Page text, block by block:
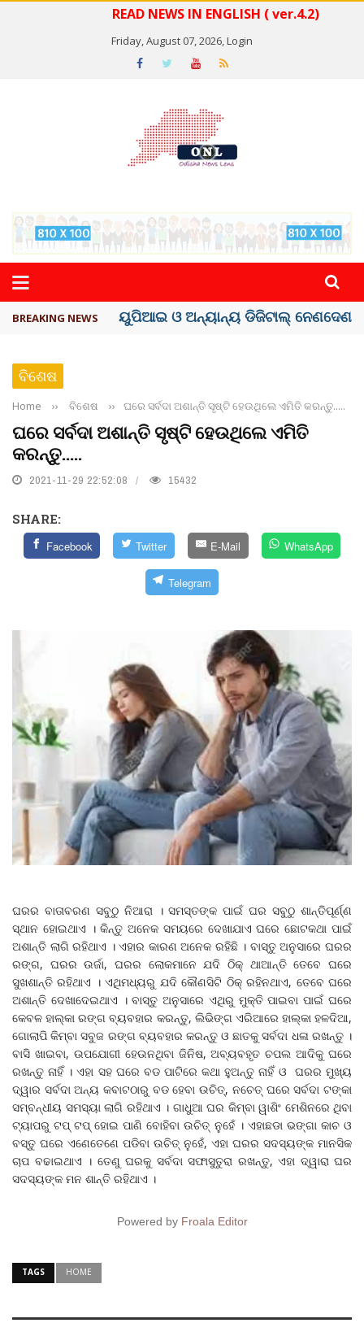
READ NEWS IN ENGLISH ( ver.4.2)
Friday, August 07, 2026,Login
BREAKING NEWS ତଣ୍ଡ ଗଣିବା ମେଟା, ଦେବ ୫ ହଜାର କୋଟିର
ବିଶେଷ
Home ›› ବିଶେଷ ›› ଘରେ ସର୍ବଦା ଅଶାନ୍ତି ସୃଷ୍ଟି ହେଉଥିଲେ ଏମିତି କରନ୍ତୁ.....
ଘରେ ସର୍ବଦା ଅଶାନ୍ତି ସୃଷ୍ଟି ହେଉଥିଲେ ଏମିତି
କରନ୍ତୁ.....
2021-11-29 22:52:08 15432
SHARE:
Facebook Twitter E-Mail WhatsApp
Telegram
ଘରର ବାତାବରଣ ସବୁଠୁ ନିଆରା । ସମସ୍ତଙ୍କ ପାଇଁ ଘର ସବୁଠୁ ଶାନ୍ତିପୂର୍ଣ୍ଣ
ସ୍ଥାନ ହୋଇଥାଏ । କିନ୍ତୁ ଅନେକ ସମୟରେ ଦେଖାଯାଏ ଘରେ ଛୋଟକଥା ପାଇଁ
ଅଶାନ୍ତି ଲାଗି ରହିଥାଏ । ଏହାର କାରଣ ଅନେକ ରହିଛି । ବାସ୍ତୁ ଅନୁସାରେ ଘରର
ରଙ୍ଗ, ଘରର ଉର୍ଜା, ଘରର ଲୋକମାନେ ଯଦି ଠିକ୍ ଥାଆନ୍ତି ତେବେ ଘରେ
ସୁଖଶାନ୍ତି ରହିଥାଏ । ଏଥିମଧ୍ୟରୁ ଯଦି କୌଣସିଟି ଠିକ୍ ରହିନଥାଏ, ତେବେ ଘରେ
ଅଶାନ୍ତି ଦେଖାଦେଇଥାଏ । ବାସ୍ତୁ ଅନୁସାରେ ଏଥିରୁ ମୁକ୍ତି ପାଇବା ପାଇଁ ଘରେ
କେବଳ ହାଲ୍କା ରଙ୍ଗ ବ୍ୟବହାର କରନ୍ତୁ, ଲିଭିଙ୍ଗ ଏରିଆରେ ହାଲ୍କା ହଳଦିଆ,
ଗୋଲାପି କିମ୍ବା ସବୁଜ ରଙ୍ଗ ବ୍ୟବହାର କରନ୍ତୁ ଓ ଛାତକୁ ସର୍ବଦା ଧଳା ରଖନ୍ତୁ ।
ବାସି ଖାଇବା, ଉପଯୋଗୀ ହେଉନଥିବା ଜିନିଷ, ଅବ୍ୟବହୃତ ଚପଲ ଆଦିକୁ ଘରେ
ରଖନ୍ତୁ ନାହିଁ । ଏହା ସହ ଘରେ ବଡ ପାଟିରେ କଥା ହୁଅନ୍ତୁ ନାହିଁ ଓ ଘରର ମୁଖ୍ୟ
ଦ୍ୱାର ସର୍ବଦା ଅନ୍ୟ କବାଟଠାରୁ ବଡ ହେବା ଉଚିତ୍, ନଚେତ୍ ଘରେ ସର୍ବଦା ଟଙ୍କା
ସମ୍ବନ୍ଧୀୟ ସମସ୍ୟା ଲାଗି ରହିଥାଏ । ଗାଧୁଆ ଘର କିମ୍ବା ୱାଶିଂ ମେଶିନରେ ଥିବା
ଟ୍ୟାପରୁ ଟପ୍ ଟପ୍ ହୋଇ ପାଣି ବୋହିବା ଉଚିତ୍ ନୁହେଁ । ଏହାଛଡା ଭଙ୍ଗା କାଚ ଓ
ବସ୍ତୁ ଘରେ ଏଣେତେଣେ ପଡିବା ଉଚିତ୍ ନୁହେଁ, ଏହା ଘରର ସଦସ୍ୟଙ୍କ ମାନସିକ
ଚାପ ବଢାଇଥାଏ । ତେଣୁ ଘରକୁ ସର୍ବଦା ସଫାସୁତୁରା ରଖନ୍ତୁ, ଏହା ଦ୍ୱାରା ଘର
ସଦସ୍ୟଙ୍କ ମନ ଶାନ୍ତି ରହିଥାଏ ।
Powered by Froala Editor
TAGS HOME